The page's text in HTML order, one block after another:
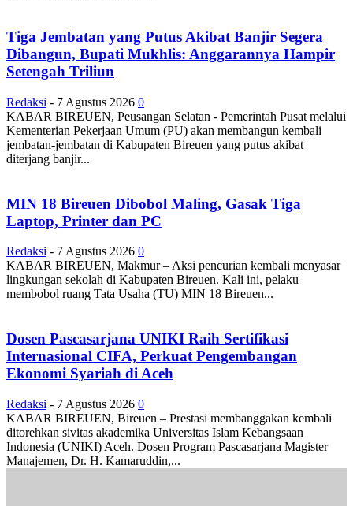
Tiga Jembatan yang Putus Akibat Banjir Segera
Dibangun, Bupati Mukhlis: Anggarannya Hampir
Setengah Triliun
Redaksi - 7 Agustus 2026 0
KABAR BIREUEN, Peusangan Selatan - Pemerintah Pusat melalui
Kementerian Pekerjaan Umum (PU) akan membangun kembali
jembatan-jembatan di Kabupaten Bireuen yang putus akibat
diterjang banjir...
MIN 18 Bireuen Dibobol Maling, Gasak Tiga
Laptop, Printer dan PC
Redaksi - 7 Agustus 2026 0
KABAR BIREUEN, Makmur – Aksi pencurian kembali menyasar
lingkungan sekolah di Kabupaten Bireuen. Kali ini, pelaku
membobol ruang Tata Usaha (TU) MIN 18 Bireuen...
Dosen Pascasarjana UNIKI Raih Sertifikasi
Internasional CIFA, Perkuat Pengembangan
Ekonomi Syariah di Aceh
Redaksi - 7 Agustus 2026 0
KABAR BIREUEN, Bireuen – Prestasi membanggakan kembali
ditorehkan sivitas akademika Universitas Islam Kebangsaan
Indonesia (UNIKI) Aceh. Dosen Program Pascasarjana Magister
Manajemen, Dr. H. Kamaruddin,...